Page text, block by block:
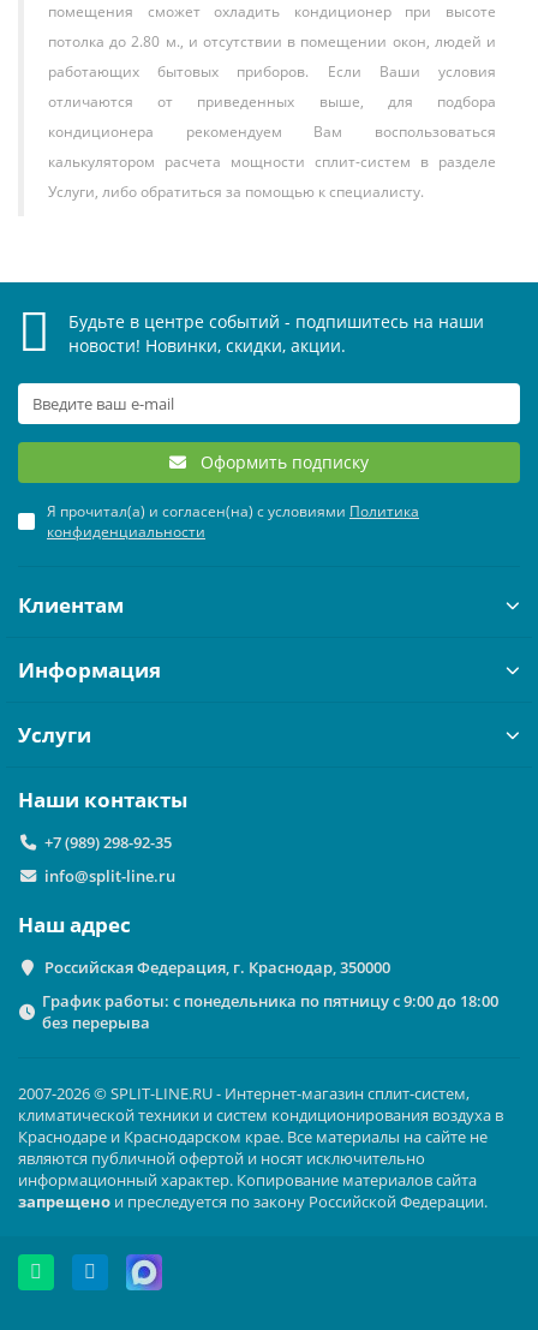
помещения сможет охладить кондиционер при высоте
потолка до 2.80 м., и отсутствии в помещении окон, людей и
работающих бытовых приборов. Если Ваши условия
отличаются от приведенных выше, для подбора
кондиционера рекомендуем Вам воспользоваться
калькулятором расчета мощности сплит-систем в разделе
Услуги, либо обратиться за помощью к специалисту.
Будьте в центре событий - подпишитесь на наши
новости! Новинки, скидки, акции.
Оформить подписку
Я прочитал(а) и согласен(на) с условиями Политика
конфиденциальности
Клиентам
Информация
Услуги
Наши контакты
+7 (989) 298-92-35
info@split-line.ru
Наш адрес
Российская Федерация, г. Краснодар, 350000
График работы: с понедельника по пятницу с 9:00 до 18:00
без перерыва
2007-2026 © SPLIT-LINE.RU - Интернет-магазин сплит-систем,
климатической техники и систем кондиционирования воздуха в
Краснодаре и Краснодарском крае. Все материалы на сайте не
являются публичной офертой и носят исключительно
информационный характер. Копирование материалов сайта
запрещено и преследуется по закону Российской Федерации.